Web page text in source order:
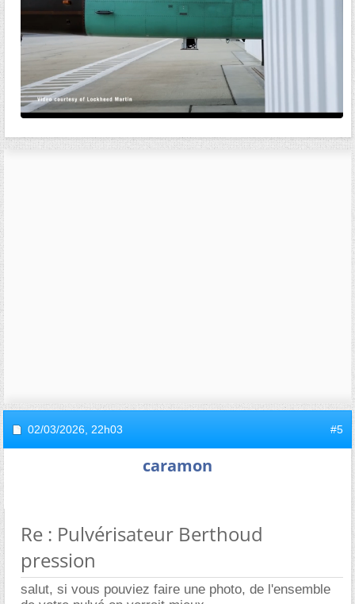
02/03/2026, 22h03 #5
caramon
Re : Pulvérisateur Berthoud
pression
salut, si vous pouviez faire une photo, de l'ensemble